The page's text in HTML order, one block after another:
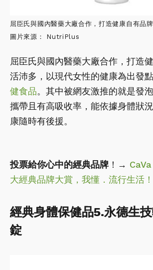
屈臣氏與國內醫藥大廠合作，打造
活沛多，以現代女性的健康為出發
健食品。其中被網友激推的就是發
攜帶且有高吸收率，能依據身體狀
康隨時有後援。
屈臣氏與國內醫藥大廠合作，打造健康自有品牌
圖片來源： NutriPlus
投票給你心中的經典品牌 ！→
大經典品牌大賞，我懂．流行生活！
經典身體保健品5.永德生
錠